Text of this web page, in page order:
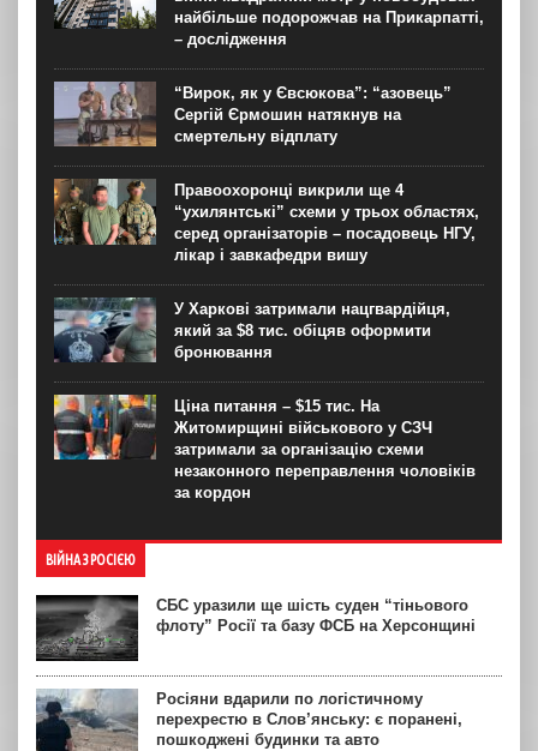
найбільше подорожчав на Прикарпатті,
– дослідження
“Вирок, як у Євсюкова”: “азовець”
Сергій Єрмошин натякнув на
смертельну відплату
Правоохоронці викрили ще 4
“ухилянтські” схеми у трьох областях,
серед організаторів – посадовець НГУ,
лікар і завкафедри вишу
У Харкові затримали нацгвардійця,
який за $8 тис. обіцяв оформити
бронювання
Ціна питання – $15 тис. На
Житомирщині військового у СЗЧ
затримали за організацію схеми
незаконного переправлення чоловіків
за кордон
ВІЙНА З РОСІЄЮ
СБС уразили ще шість суден “тіньового
флоту” Росії та базу ФСБ на Херсонщині
Росіяни вдарили по логістичному
перехрестю в Слов’янську: є поранені,
пошкоджені будинки та авто